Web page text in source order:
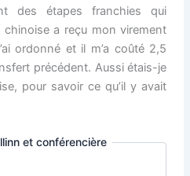
des étapes franchies qui
chinoise a reçu mon virement
ordonné et il m’a coûté 2,5
précédent. Aussi étais-je
pour savoir ce qu’il y avait
et conférencière